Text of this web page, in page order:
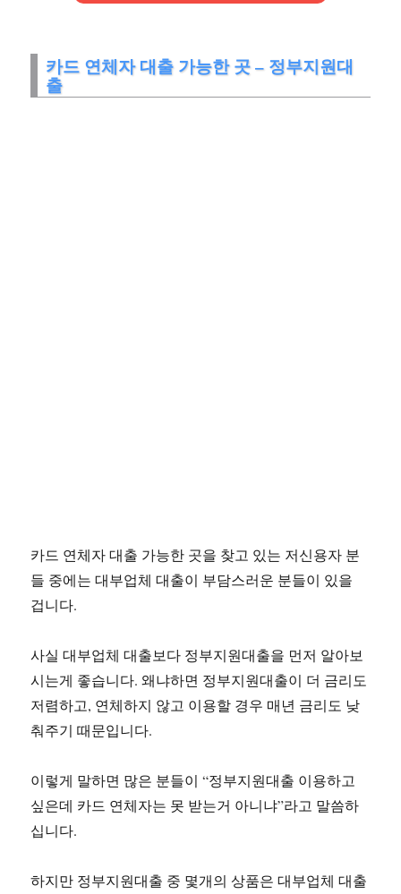
카드 연체자 대출 가능한 곳 – 정부지원대
출
카드 연체자 대출 가능한 곳을 찾고 있는 저신용자 분
들 중에는 대부업체 대출이 부담스러운 분들이 있을
겁니다.
사실 대부업체 대출보다 정부지원대출을 먼저 알아보
시는게 좋습니다. 왜냐하면 정부지원대출이 더 금리도
저렴하고, 연체하지 않고 이용할 경우 매년 금리도 낮
춰주기 때문입니다.
이렇게 말하면 많은 분들이 “정부지원대출 이용하고
싶은데 카드 연체자는 못 받는거 아니냐”라고 말씀하
십니다.
하지만 정부지원대출 중 몇개의 상품은 대부업체 대출